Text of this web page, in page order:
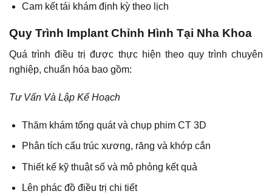
Cam kết tái khám định kỳ theo lịch
Quy Trình Implant Chỉnh Hình Tại Nha Khoa
Quá trình điều trị được thực hiện theo quy trình chuyên
nghiệp, chuẩn hóa bao gồm:
Tư Vấn Và Lập Kế Hoạch
Thăm khám tổng quát và chụp phim CT 3D
Phân tích cấu trúc xương, răng và khớp cắn
Thiết kế kỹ thuật số và mô phỏng kết quả
Lên phác đồ điều trị chi tiết